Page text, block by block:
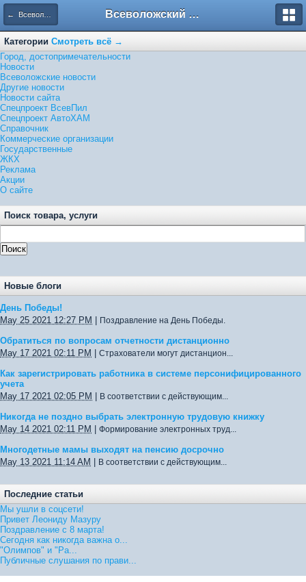
← Всеволожские новости Всеволожский форум
Категории Смотреть всё →
Город, достопримечательности
Новости
Всеволожские новости
Другие новости
Новости сайта
Спецпроект ВсевПил
Спецпроект АвтоХАМ
Справочник
Коммерческие организации
Государственные
ЖКХ
Реклама
Акции
О сайте
Поиск товара, услуги
Новые блоги
День Победы!
May 25 2021 12:27 PM
Поздравление на День Победы.
Обратиться по вопросам отчетности дистанционно
May 17 2021 02:11 PM
Страхователи могут дистанцион...
Как зарегистрировать работника в системе персонифицированного
учета
May 17 2021 02:05 PM
В соответствии с действующим...
Никогда не поздно выбрать электронную трудовую книжку
May 14 2021 02:11 PM
Формирование электронных труд...
Многодетные мамы выходят на пенсию досрочно
May 13 2021 11:14 AM
В соответствии с действующим...
Последние статьи
Мы ушли в соцсети!
Привет Леониду Мазуру
Поздравление с 8 марта!
Сегодня как никогда важна о...
"Олимпов" и "Ра...
Публичные слушания по прави...